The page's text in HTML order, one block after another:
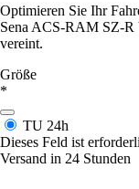
Optimieren Sie Ihr
Sena ACS-RAM SZ-
vereint.
Größe
*
TU 24h
Dieses Feld ist
Versand in 24 Stunden